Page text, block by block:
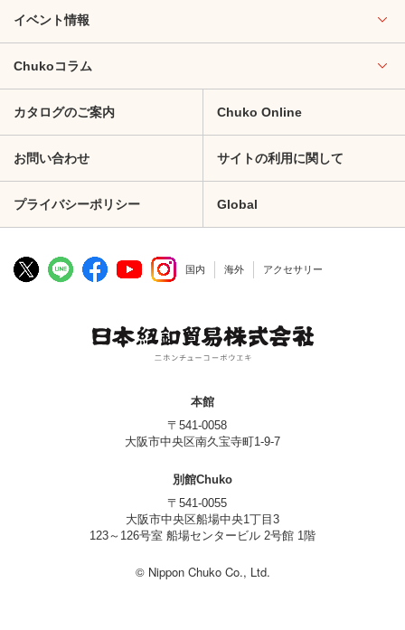
イベント情報
Chukoコラム
カタログのご案内 Chuko Online
お問い合わせ サイトの利用に関して
プライバシーポリシー Global
国内 海外 アクセサリー
本館
〒541-0058
大阪市中央区南久宝寺町1-9-7
別館Chuko
〒541-0055
大阪市中央区船場中央1丁目3
123～126号室 船場センタービル 2号館 1階
© Nippon Chuko Co., Ltd.